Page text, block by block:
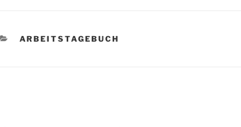
KATEGORIEN
ARBEITSTAGEBUCH